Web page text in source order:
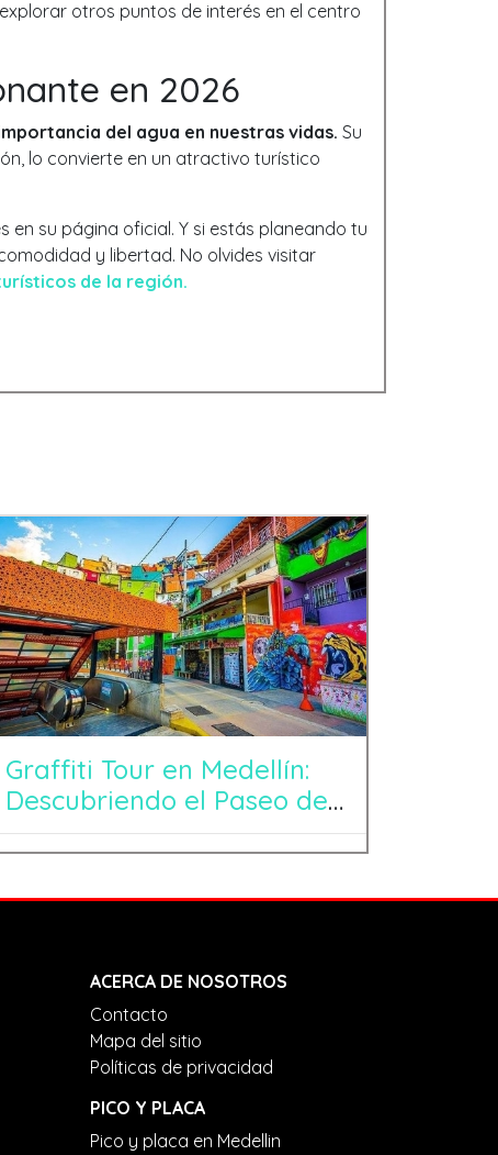
otros puntos de interés en el centro
en 2026
del agua en nuestras vidas. Su
lo convierte en un atractivo turístico
en su página oficial. Y si estás planeando tu
y libertad. No olvides visitar
de la región.
Graffiti Tour en Medellín:
Descubriendo el Paseo de
los Graffiti
ACERCA DE NOSOTROS
Contacto
Mapa del sitio
Políticas de privacidad
PICO Y PLACA
Pico y placa en Medellin